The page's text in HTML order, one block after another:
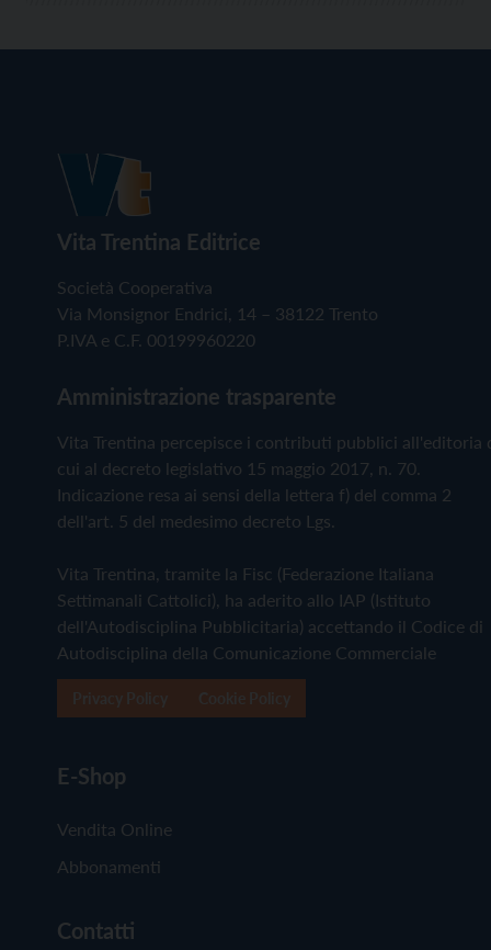
Vita Trentina Editrice
Società Cooperativa
Via Monsignor Endrici, 14 – 38122 Trento
P.IVA e C.F. 00199960220
Amministrazione trasparente
Vita Trentina percepisce i contributi pubblici all'editoria
cui al decreto legislativo 15 maggio 2017, n. 70.
Indicazione resa ai sensi della lettera f) del comma 2
dell'art. 5 del medesimo decreto Lgs.
Vita Trentina, tramite la Fisc (Federazione Italiana
Settimanali Cattolici), ha aderito allo IAP (Istituto
dell'Autodisciplina Pubblicitaria) accettando il Codice di
Autodisciplina della Comunicazione Commerciale
E-Shop
Vendita Online
Abbonamenti
Contatti